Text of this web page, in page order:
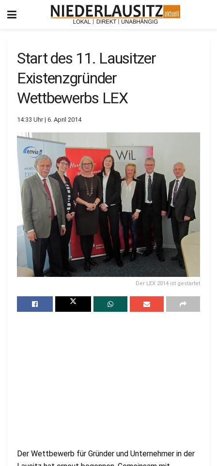
Start des 11. Lausitzer
Existenzgründer
Wettbewerbs LEX
14:33 Uhr | 6. April 2014
Der LEX 2014 ist gestartet
Der Wettbewerb für Gründer und Unternehmer in der